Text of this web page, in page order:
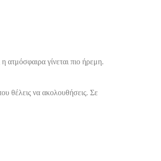
ατμόσφαιρα γίνεται πιο ήρεμη.
θέλεις να ακολουθήσεις. Σε